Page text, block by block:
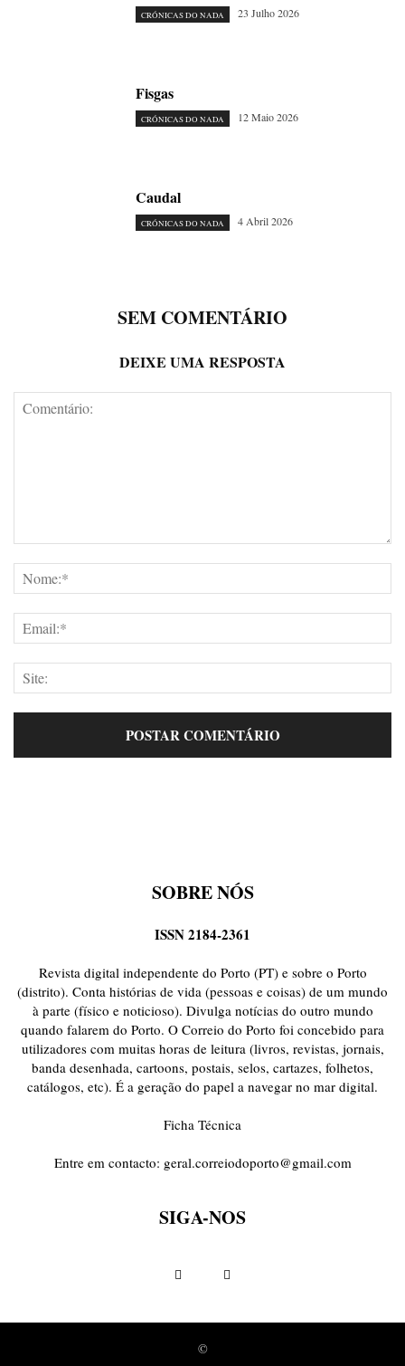
CRÓNICAS DO NADA 23 Julho 2026
Fisgas
CRÓNICAS DO NADA 12 Maio 2026
Caudal
CRÓNICAS DO NADA 4 Abril 2026
SEM COMENTÁRIO
DEIXE UMA RESPOSTA
SOBRE NÓS
ISSN 2184-2361
Revista digital independente do Porto (PT) e sobre o Porto
(distrito). Conta histórias de vida (pessoas e coisas) de um mundo
à parte (físico e noticioso). Divulga notícias do outro mundo
quando falarem do Porto. O Correio do Porto foi concebido para
utilizadores com muitas horas de leitura (livros, revistas, jornais,
banda desenhada, cartoons, postais, selos, cartazes, folhetos,
catálogos, etc). É a geração do papel a navegar no mar digital.
Ficha Técnica
Entre em contacto: geral.correiodoporto@gmail.com
SIGA-NOS
©